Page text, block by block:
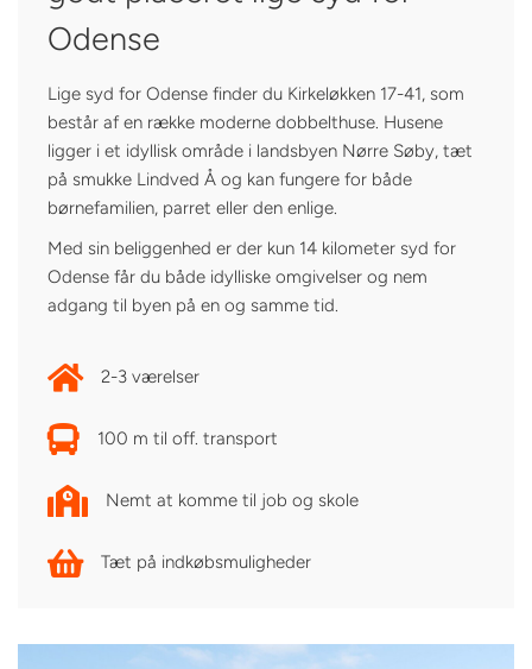
Odense
Lige syd for Odense finder du Kirkeløkken 17-41, som
består af en række moderne dobbelthuse. Husene
ligger i et idyllisk område i landsbyen Nørre Søby, tæt
på smukke Lindved Å og kan fungere for både
børnefamilien, parret eller den enlige.
Med sin beliggenhed er der kun 14 kilometer syd for
Odense får du både idylliske omgivelser og nem
adgang til byen på en og samme tid.
2-3 værelser
100 m til off. transport
Nemt at komme til job og skole
Tæt på indkøbsmuligheder